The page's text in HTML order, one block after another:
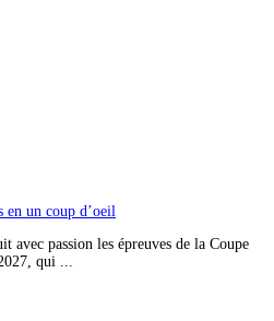
en un coup d’oeil
avec passion les épreuves de la Coupe
qui ...